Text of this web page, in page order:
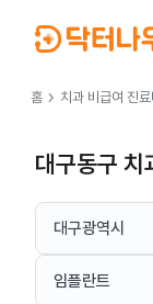
홈 chevron_right 치과 비급여 진료
대구동구
대구광역시
임플란트